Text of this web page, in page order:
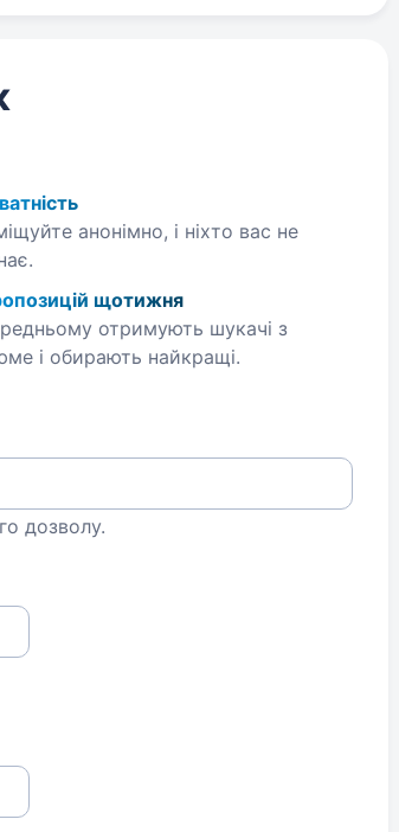
анонімно, і ніхто вас не
щотижня
отримують шукачі з
і обирають найкращі.
дозволу.